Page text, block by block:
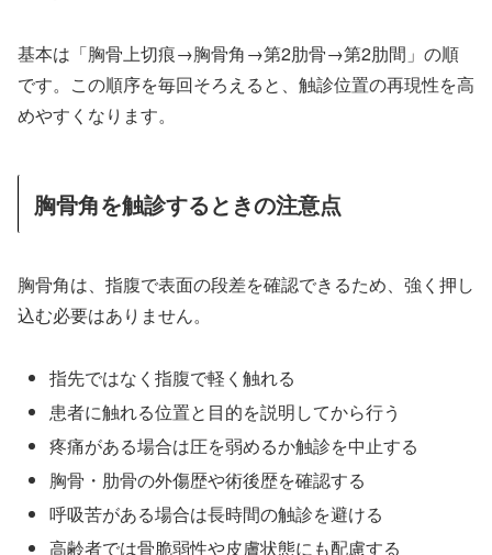
基本は「胸骨上切痕→胸骨角→第2肋骨→第2肋間」の順
です。この順序を毎回そろえると、触診位置の再現性を高
めやすくなります。
胸骨角を触診するときの注意点
胸骨角は、指腹で表面の段差を確認できるため、強く押し
込む必要はありません。
指先ではなく指腹で軽く触れる
患者に触れる位置と目的を説明してから行う
疼痛がある場合は圧を弱めるか触診を中止する
胸骨・肋骨の外傷歴や術後歴を確認する
呼吸苦がある場合は長時間の触診を避ける
高齢者では骨脆弱性や皮膚状態にも配慮する